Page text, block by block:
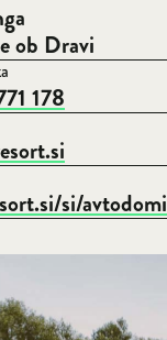
ob Dravi
178
si/avtodomi